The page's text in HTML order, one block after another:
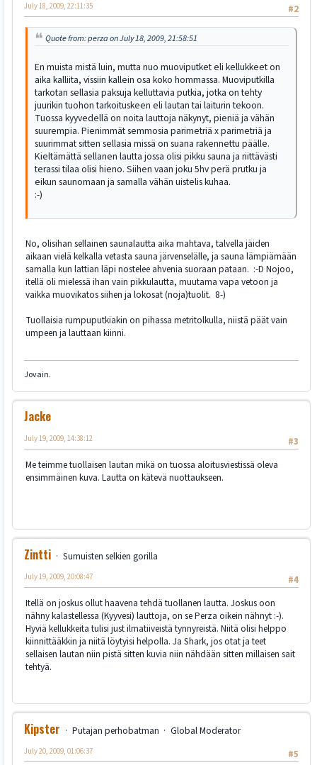
#2
July 18, 2009, 22:11:35
Quote from: perza on July 18, 2009, 21:58:51
En muista mistä luin, mutta nuo muoviputket eli kellukkeet on
aika kalliita, vissiin kallein osa koko hommassa. Muoviputkilla
tarkotan sellasia paksuja kelluttavia putkia, jotka on tehty
juurikin tuohon tarkoituskeen eli lautan tai laiturin tekoon.
Tuossa kyyvedellä on noita lauttoja näkynyt, pieniä ja vähän
suurempia. Pienimmät semmosia parimetriä x parimetriä ja
suurimmat sitten sellasia missä on suana rakennettu päälle.
Kieltämättä sellanen lautta jossa olisi pikku sauna ja riittävästi
terassi tilaa olisi hieno. Siihen vaan joku 5hv perä prutku ja
eikun saunomaan ja samalla vähän uistelis kuhaa.
:-)
No, olisihan sellainen saunalautta aika mahtava, talvella jäiden
aikaan vielä kelkalla vetasta sauna järvenselälle, ja sauna lämpiämään
samalla kun lattian läpi nostelee ahvenia suoraan pataan. :-D Nojoo,
itellä oli mielessä ihan vain pikkulautta, muutama vapa vetoon ja
vaikka muovikatos siihen ja lokosat (noja)tuolit. 8-)
Tuollaisia rumpuputkiakin on pihassa metritolkulla, niistä päät vain
umpeen ja lauttaan kiinni.
Jovain.
Jacke
#3
July 19, 2009, 14:38:12
Me teimme tuollaisen lautan mikä on tuossa aloitusviestissä oleva
ensimmäinen kuva. Lautta on kätevä nuottaukseen.
Zintti
Sumuisten selkien gorilla
#4
July 19, 2009, 20:08:47
Itellä on joskus ollut haavena tehdä tuollanen lautta. Joskus oon
nähny kalastellessa (Kyyvesi) lauttoja, on se Perza oikein nähnyt :-).
Hyviä kellukkeita tulisi just ilmatiiveistä tynnyreistä. Niitä olisi helppo
kiinnittääkkin ja niitä löytyisi helpolla. Ja Shark, jos otat ja teet
sellaisen lautan niin pistä sitten kuvia niin nähdään sitten millaisen sait
tehtyä.
Kipster Putajan perhobatman
Global Moderator
#5
July 20, 2009, 01:06:37